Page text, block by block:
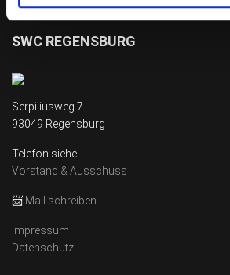
SWC REGENSBURG
Serpiliusweg 7
93049 Regensburg
Telefon siehe
Vorstand & Ausschuss
📨 Mail schreiben
Impressum
Datenschutz